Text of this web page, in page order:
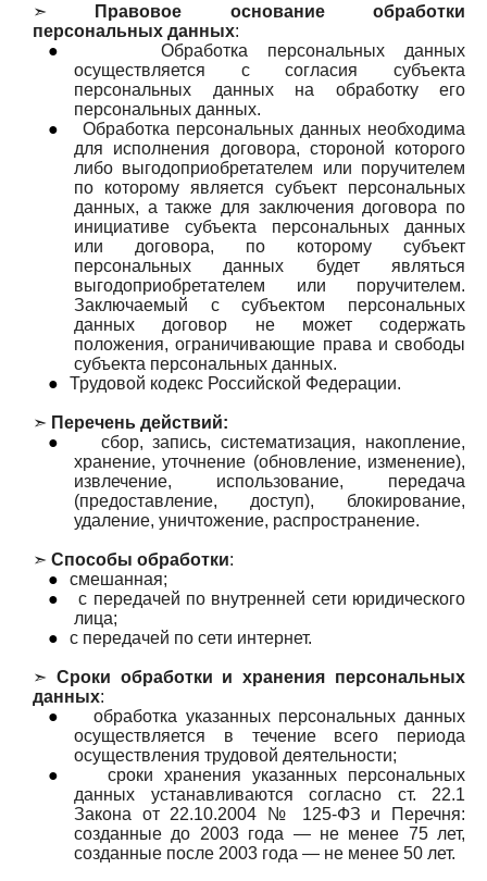
➣
Правовое основание обработки
персональных данных:
●
Обработка персональных данных
осуществляется с согласия субъекта
персональных данных на обработку его
персональных данных.
●
Обработка персональных данных необходима
для исполнения договора, стороной которого
либо выгодоприобретателем или поручителем
по которому является субъект персональных
данных, а также для заключения договора по
инициативе субъекта персональных данных
или договора, по которому субъект
персональных данных будет являться
выгодоприобретателем или поручителем.
Заключаемый с субъектом персональных
данных договор не может содержать
положения, ограничивающие права и свободы
субъекта персональных данных.
●
Трудовой кодекс Российской Федерации.
➣ Перечень действий:
●
сбор, запись, систематизация, накопление,
хранение, уточнение (обновление, изменение),
извлечение, использование, передача
(предоставление, доступ), блокирование,
удаление, уничтожение, распространение.
➣ Способы обработки:
●
смешанная;
●
с передачей по внутренней сети юридического
лица;
●
с передачей по сети интернет.
➣ Сроки обработки и хранения персональных
данных:
●
обработка указанных персональных данных
осуществляется в течение всего периода
осуществления трудовой деятельности;
●
сроки хранения указанных персональных
данных устанавливаются согласно ст. 22.1
Закона от 22.10.2004 № 125-ФЗ и Перечня:
созданные до 2003 года — не менее 75 лет,
созданные после 2003 года — не менее 50 лет.